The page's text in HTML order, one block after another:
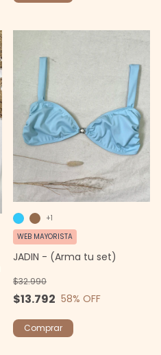
JADIN - (Arma tu set)
$13.792
$32.990
58% OFF
WEB MAYORISTA
+1
Comprar